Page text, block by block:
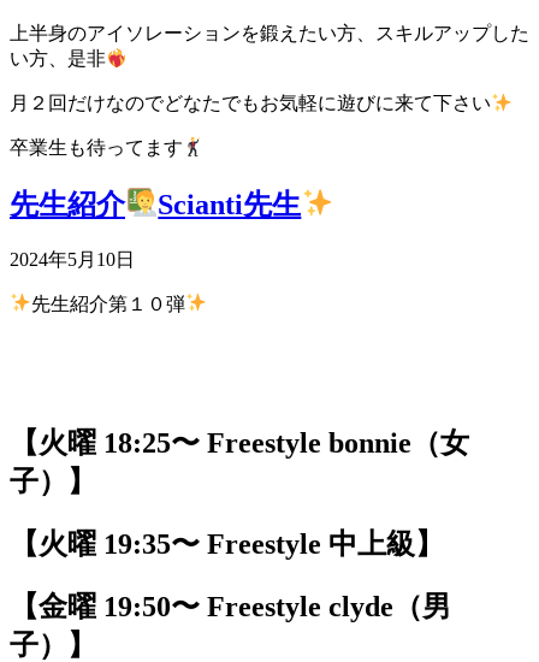
上半身のアイソレーションを鍛えたい方、スキルアップした
い方、是非
月２回だけなのでどなたでもお気軽に遊びに来て下さい
卒業生も待ってます
先生紹介 Scianti先生
2024年5月10日
先生紹介第１０弾
【火曜 18:25〜 Freestyle bonnie（女
子）】
【火曜 19:35〜 Freestyle 中上級】
【金曜 19:50〜 Freestyle clyde（男
子）】